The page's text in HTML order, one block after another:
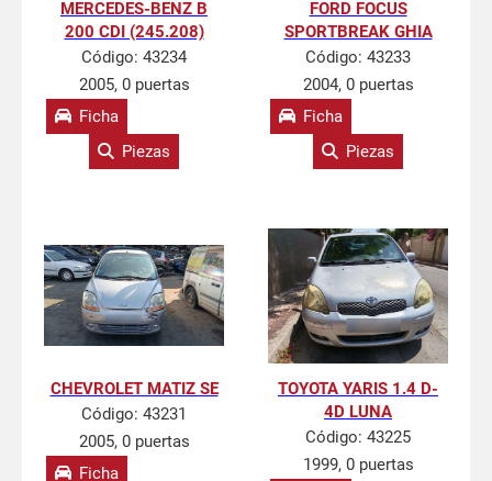
MERCEDES-BENZ B
200 CDI (245.208)
Código: 43234
2005, 0 puertas
Ficha
Piezas
FORD FOCUS
SPORTBREAK GHIA
Código: 43233
2004, 0 puertas
Ficha
Piezas
CHEVROLET MATIZ SE
Código: 43231
2005, 0 puertas
Ficha
TOYOTA YARIS 1.4 D-
4D LUNA
Código: 43225
1999, 0 puertas